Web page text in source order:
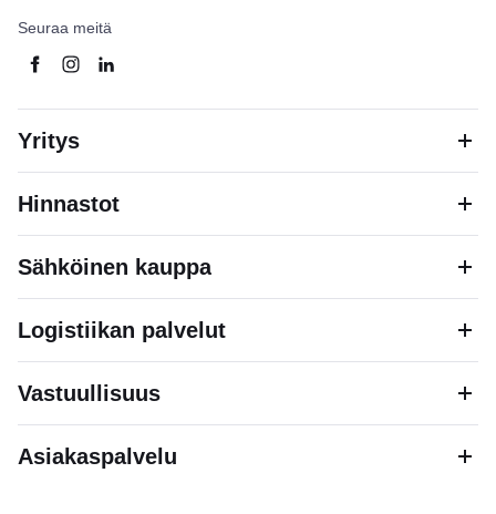
Seuraa meitä
Yritys
Hinnastot
Sähköinen kauppa
Logistiikan palvelut
Vastuullisuus
Asiakaspalvelu